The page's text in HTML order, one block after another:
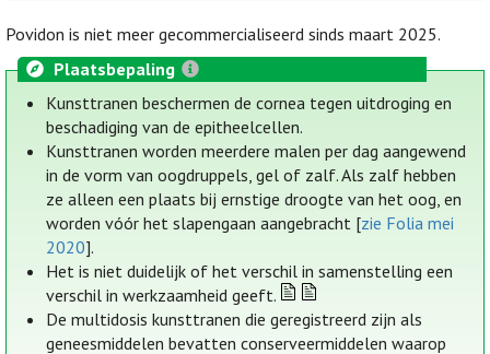
Povidon is niet meer gecommercialiseerd sinds maart 2025.
Plaatsbepaling
Kunsttranen beschermen de cornea tegen uitdroging en
beschadiging van de epitheelcellen.
Kunsttranen worden meerdere malen per dag aangewend
in de vorm van oogdruppels, gel of zalf. Als zalf hebben
ze alleen een plaats bij ernstige droogte van het oog, en
worden vóór het slapengaan aangebracht [zie Folia mei
2020].
Het is niet duidelijk of het verschil in samenstelling een
verschil in werkzaamheid geeft.
De multidosis kunsttranen die geregistreerd zijn als
geneesmiddelen bevatten conserveermiddelen waarop